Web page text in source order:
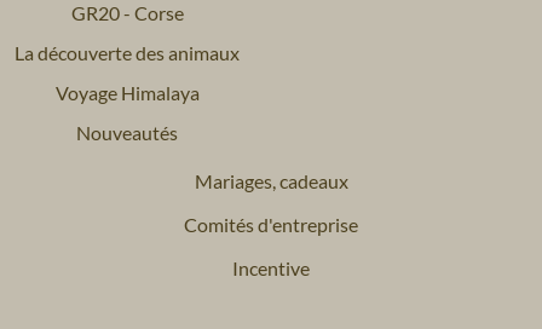
GR20 - Corse
La découverte des animaux
Voyage Himalaya
Nouveautés
Mariages, cadeaux
Comités d'entreprise
Incentive